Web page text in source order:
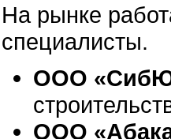
На рынке
специалисты.
ООО
ООО